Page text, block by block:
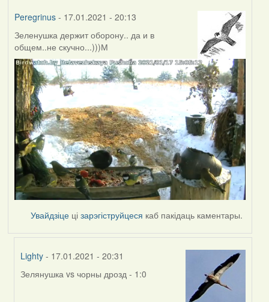
Peregrinus- 17.01.2021 - 20:13
Зеленушка держит оборону.. да и в
общем..не скучно...)))М
Увайдзіце цізарэгіструйцеся каб пакідаць каментары.
Lighty - 17.01.2021 - 20:31
In
Зелянушка vs чорны дрозд - 1:0